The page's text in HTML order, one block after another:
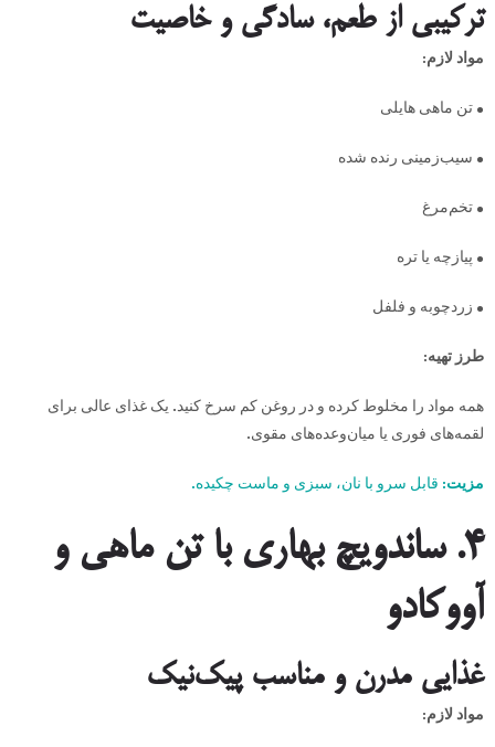
ترکیبی از طعم، سادگی و خاصیت
مواد لازم:
• تن ماهی هایلی
• سیب‌زمینی رنده شده
• تخم‌مرغ
• پیازچه یا تره
• زردچوبه و فلفل
طرز تهیه:
همه مواد را مخلوط کرده و در روغن کم سرخ کنید. یک غذای عالی برای
لقمه‌های فوری یا میان‌وعده‌های مقوی.
مزیت: قابل سرو با نان، سبزی و ماست چکیده.
۴. ساندویچ بهاری با تن ماهی و
آووکادو
غذایی مدرن و مناسب پیک‌نیک
مواد لازم: